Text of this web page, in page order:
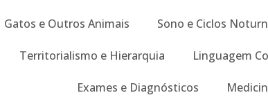
Gatos e Outros Animais Sono e Ciclos
Territorialismo e Hierarquia Linguagem
Exames e Diagnósticos